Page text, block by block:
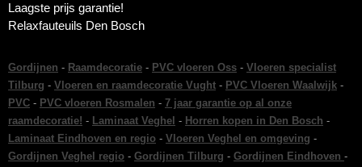
Laagste prijs garantie!
Relaxfauteuils Den Bosch
Gordijnen - Raamdecoratie - PVC vloeren Oss - Vloeren specialist
Tilburg - Vloeren en raamdecoratie Vught - PVC Vloeren Waalwijk -
PVC - PVC vloeren Rosmalen - 7 jaar garantie op al onze
raamdecoratie! - Laminaat Veghel - Horren kopen in Den Bosch -
Laminaat Eindhoven en regio - Vloeren Veghel en omgeving -
Gordijnen Veghel regio - Gordijnen Tilburg - Gordijnen Eindhoven -